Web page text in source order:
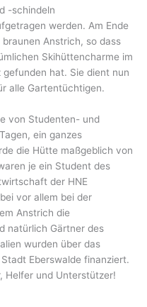
-schindeln
werden. Am Ende
Anstrich, so dass
Skihüttencharme im
hat. Sie dient nun
alle Gartentüchtigen.
von Studenten- und
ein ganzes
die Hütte maßgeblich von
je ein Student des
der HNE
vor allem bei der
Anstrich die
natürlich Gärtner des
wurden über das
Eberswalde finanziert.
Helfer und Unterstützer!